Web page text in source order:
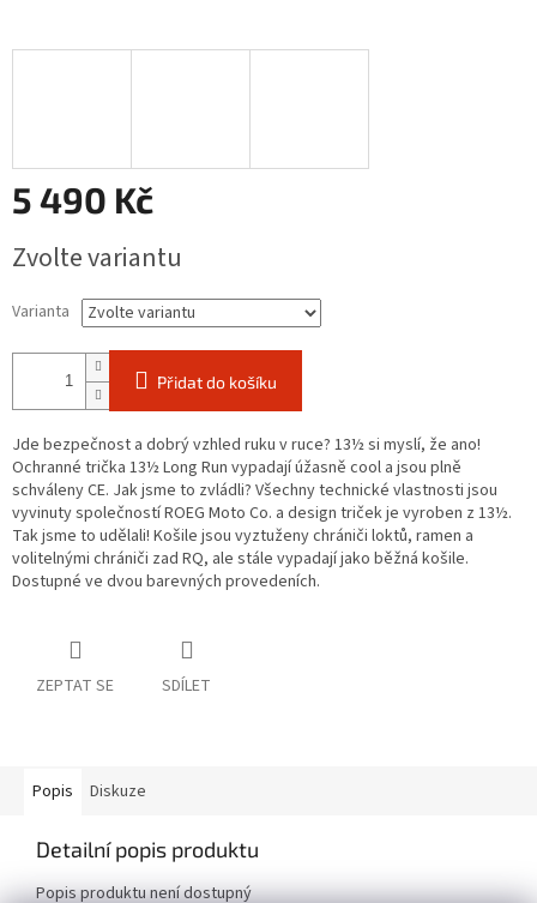
5 490 Kč
cena:
Zvolte variantu
Varianta
Přidat do košíku
Jde bezpečnost a dobrý vzhled ruku v ruce? 13½ si myslí, že ano!
Ochranné trička 13½ Long Run vypadají úžasně cool a jsou plně
schváleny CE. Jak jsme to zvládli? Všechny technické vlastnosti jsou
vyvinuty společností ROEG Moto Co. a design triček je vyroben z 13½.
Tak jsme to udělali! Košile jsou vyztuženy chrániči loktů, ramen a
volitelnými chrániči zad RQ, ale stále vypadají jako běžná košile.
Dostupné ve dvou barevných provedeních.
ZEPTAT SE SDÍLET
Popis Diskuze
Detailní popis produktu
Popis produktu není dostupný